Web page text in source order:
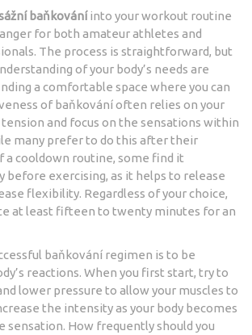
baňkováníinto your workout routine
for both amateur athletes and
The process is straightforward, but
of your body’s needs are
a comfortable space where you can
of baňkování often relies on your
and focus on the sensations within
many prefer to do this after their
a cooldown routine, some find it
before exercising, as it helps to release
flexibility. Regardless of your choice,
at least fifteen to twenty minutes for an
baňkování regimen is to be
reactions. When you first start, try to
lower pressure to allow your muscles to
the intensity as your body becomes
sensation. How frequently should you